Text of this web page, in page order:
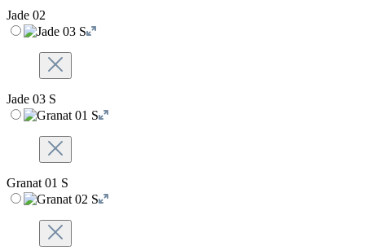
Jade 02
Jade 03 S
Granat 01 S